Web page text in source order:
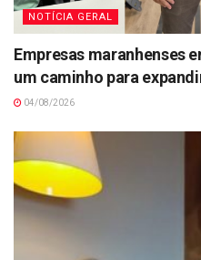
NOTÍCIA GERAL
Empresas maranhenses
um caminho para
04/08/2026